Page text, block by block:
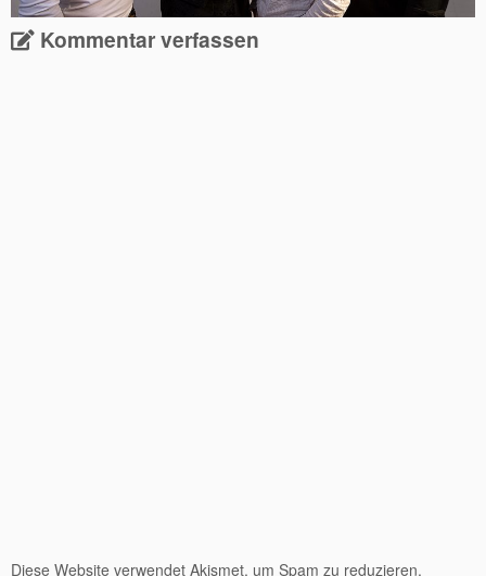
Kommentar verfassen
Diese Website verwendet Akismet, um Spam zu reduzieren.